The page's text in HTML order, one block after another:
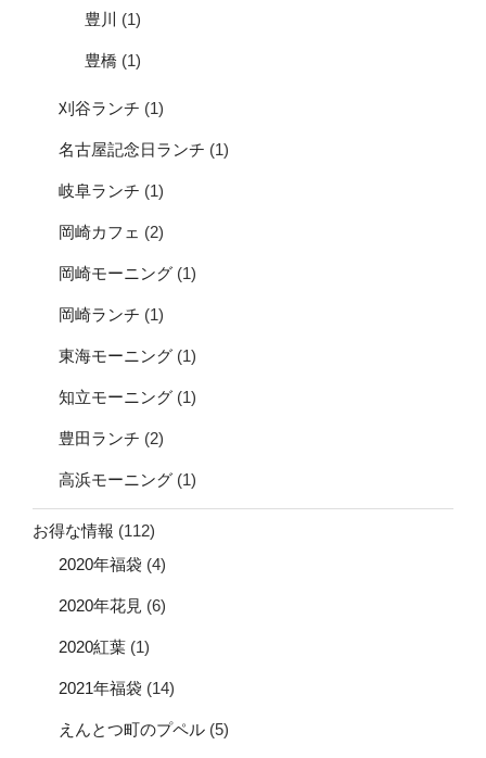
豊川 (1)
豊橋 (1)
刈谷ランチ (1)
名古屋記念日ランチ (1)
岐阜ランチ (1)
岡崎カフェ (2)
岡崎モーニング (1)
岡崎ランチ (1)
東海モーニング (1)
知立モーニング (1)
豊田ランチ (2)
高浜モーニング (1)
お得な情報 (112)
2020年福袋 (4)
2020年花見 (6)
2020紅葉 (1)
2021年福袋 (14)
えんとつ町のプペル (5)